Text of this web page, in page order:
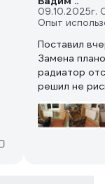
09.10.2025г.
Опыт
Поставил
Замена
радиатор
решил не